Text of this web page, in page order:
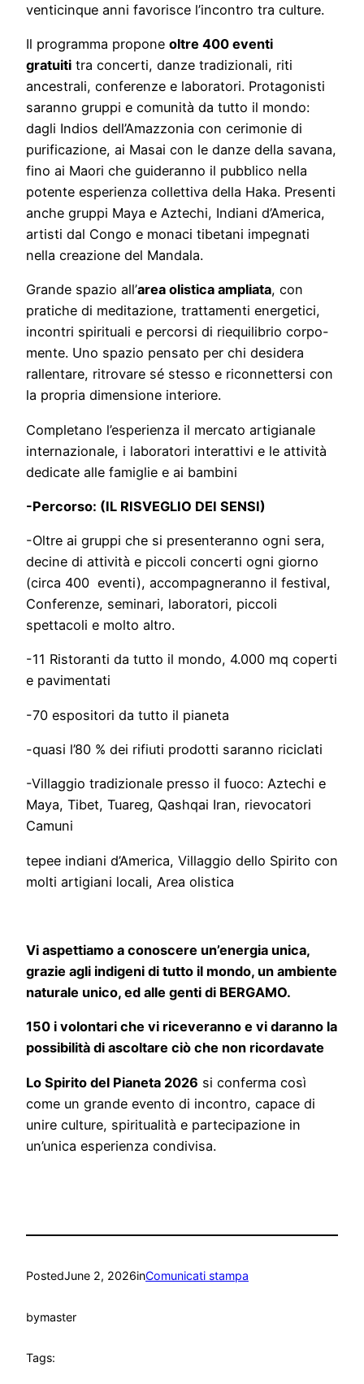
venticinque anni favorisce l’incontro tra culture.
Il programma propone oltre 400 eventi
gratuiti tra concerti, danze tradizionali, riti
ancestrali, conferenze e laboratori. Protagonisti
saranno gruppi e comunità da tutto il mondo:
dagli Indios dell’Amazzonia con cerimonie di
purificazione, ai Masai con le danze della savana,
fino ai Maori che guideranno il pubblico nella
potente esperienza collettiva della Haka. Presenti
anche gruppi Maya e Aztechi, Indiani d’America,
artisti dal Congo e monaci tibetani impegnati
nella creazione del Mandala.
Grande spazio all’area olistica ampliata, con
pratiche di meditazione, trattamenti energetici,
incontri spirituali e percorsi di riequilibrio corpo-
mente. Uno spazio pensato per chi desidera
rallentare, ritrovare sé stesso e riconnettersi con
la propria dimensione interiore.
Completano l’esperienza il mercato artigianale
internazionale, i laboratori interattivi e le attività
dedicate alle famiglie e ai bambini
-Percorso: (IL RISVEGLIO DEI SENSI)
-Oltre ai gruppi che si presenteranno ogni sera,
decine di attività e piccoli concerti ogni giorno
(circa 400 eventi), accompagneranno il festival,
Conferenze, seminari, laboratori, piccoli
spettacoli e molto altro.
-11 Ristoranti da tutto il mondo, 4.000 mq coperti
e pavimentati
-70 espositori da tutto il pianeta
-quasi l’80 % dei rifiuti prodotti saranno riciclati
-Villaggio tradizionale presso il fuoco: Aztechi e
Maya, Tibet, Tuareg, Qashqai Iran, rievocatori
Camuni
tepee indiani d’America, Villaggio dello Spirito con
molti artigiani locali, Area olistica
Vi aspettiamo a conoscere un’energia unica,
grazie agli indigeni di tutto il mondo, un ambiente
naturale unico, ed alle genti di BERGAMO.
150 i volontari che vi riceveranno e vi daranno la
possibilità di ascoltare ciò che non ricordavate
Lo Spirito del Pianeta 2026 si conferma così
come un grande evento di incontro, capace di
unire culture, spiritualità e partecipazione in
un’unica esperienza condivisa.
PostedJune 2, 2026inComunicati stampa
bymaster
Tags: